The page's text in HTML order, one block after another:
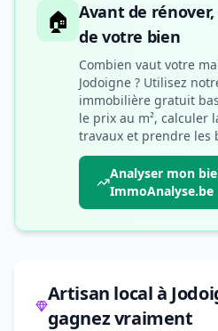
🏠 Avant de
de votre bien
Combien vaut votre
Jodoigne ? Utilisez
immobilière gratuit
le prix au m², calculer
travaux et prendre les
Analyser mon
ImmoAnalyse.be
Artisan local à
gagnez vraiment